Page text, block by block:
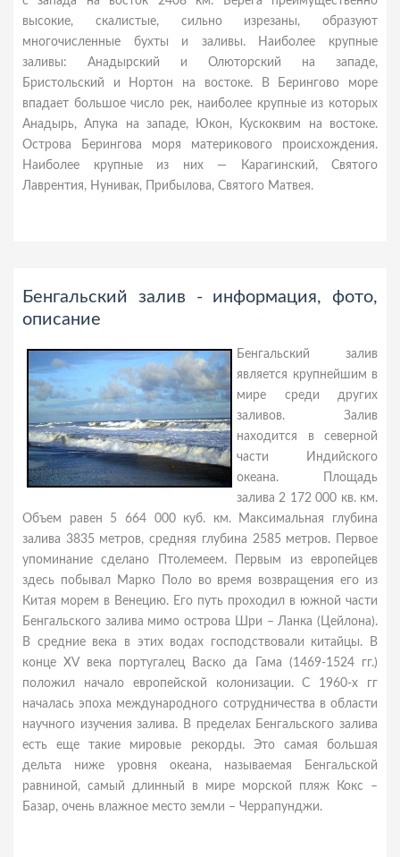
высокие, скалистые, сильно изрезаны, образуют
многочисленные бухты и заливы. Наиболее крупные
заливы: Анадырский и Олюторский на западе,
Бристольский и Нортон на востоке. В Берингово море
впадает большое число рек, наиболее крупные из которых
Анадырь, Апука на западе, Юкон, Кускоквим на востоке.
Острова Берингова моря материкового происхождения.
Наиболее крупные из них — Карагинский, Святого
Лаврентия, Нунивак, Прибылова, Святого Матвея.
Бенгальский залив - информация, фото,
описание
Бенгальский залив
является крупнейшим в
мире среди других
заливов. Залив
находится в северной
части Индийского
океана. Площадь
залива 2 172 000 кв. км.
Объем равен 5 664 000 куб. км. Максимальная глубина
залива 3835 метров, средняя глубина 2585 метров. Первое
упоминание сделано Птолемеем. Первым из европейцев
здесь побывал Марко Поло во время возвращения его из
Китая морем в Венецию. Его путь проходил в южной части
Бенгальского залива мимо острова Шри – Ланка (Цейлона).
В средние века в этих водах господствовали китайцы. В
конце XV века португалец Васко да Гама (1469-1524 гг.)
положил начало европейской колонизации. С 1960-х гг
началась эпоха международного сотрудничества в области
научного изучения залива. В пределах Бенгальского залива
есть еще такие мировые рекорды. Это самая большая
дельта ниже уровня океана, называемая Бенгальской
равниной, самый длинный в мире морской пляж Кокс –
Базар, очень влажное место земли – Черрапунджи.